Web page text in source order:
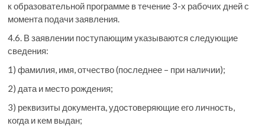
к образовательной программе в течение 3-х рабочих дней с
момента подачи заявления.
4.6. В заявлении поступающим указываются следующие
сведения:
1) фамилия, имя, отчество (последнее – при наличии);
2) дата и место рождения;
3) реквизиты документа, удостоверяющие его личность,
когда и кем выдан;